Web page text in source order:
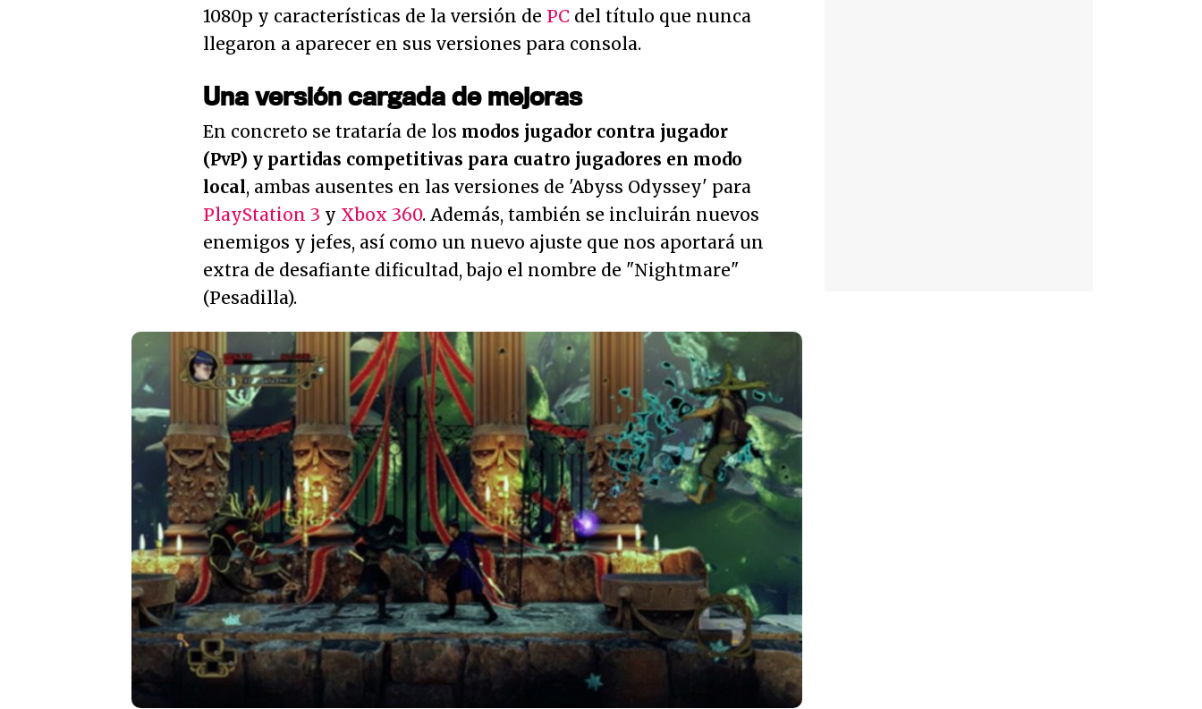
1080p y características de la versión de PC del título que nunca
llegaron a aparecer en sus versiones para consola.
Una versión cargada de mejoras
En concreto se trataría de los modos jugador contra jugador
(PvP) y partidas competitivas para cuatro jugadores en modo
local, ambas ausentes en las versiones de 'Abyss Odyssey' para
PlayStation 3 y Xbox 360. Además, también se incluirán nuevos
enemigos y jefes, así como un nuevo ajuste que nos aportará un
extra de desafiante dificultad, bajo el nombre de "Nightmare"
(Pesadilla).